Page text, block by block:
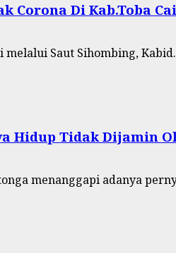
Corona Di Kab.Toba
melalui Saut Sihombing,
Hidup Tidak Dijamin
menanggapi adanya